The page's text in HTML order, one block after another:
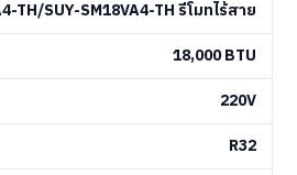
TH/SUY-SM18VA4-TH รีโมทไร้สาย
18,000 BTU
220V
R32